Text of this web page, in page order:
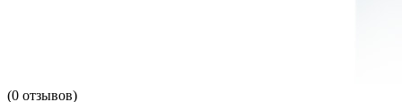
(0 отзывов)